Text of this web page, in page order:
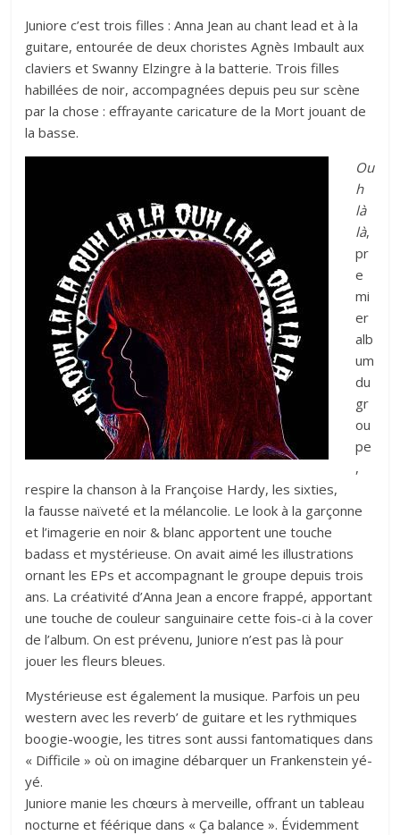
Juniore c’est trois filles : Anna Jean au chant lead et à la
guitare, entourée de deux choristes Agnès Imbault aux
claviers et Swanny Elzingre à la batterie. Trois filles
habillées de noir, accompagnées depuis peu sur scène
par la chose : effrayante caricature de la Mort jouant de
la basse.
Ou
h
là
là,
pr
e
mi
er
alb
um
du
gr
ou
pe
,
respire la chanson à la Françoise Hardy, les sixties,
la fausse naïveté et la mélancolie. Le look à la garçonne
et l’imagerie en noir & blanc apportent une touche
badass et mystérieuse. On avait aimé les illustrations
ornant les EPs et accompagnant le groupe depuis trois
ans. La créativité d’Anna Jean a encore frappé, apportant
une touche de couleur sanguinaire cette fois-ci à la cover
de l’album. On est prévenu, Juniore n’est pas là pour
jouer les fleurs bleues.
Mystérieuse est également la musique. Parfois un peu
western avec les reverb’ de guitare et les rythmiques
boogie-woogie, les titres sont aussi fantomatiques dans
« Difficile » où on imagine débarquer un Frankenstein yé-
yé.
Juniore manie les chœurs à merveille, offrant un tableau
nocturne et féérique dans « Ça balance ». Évidemment